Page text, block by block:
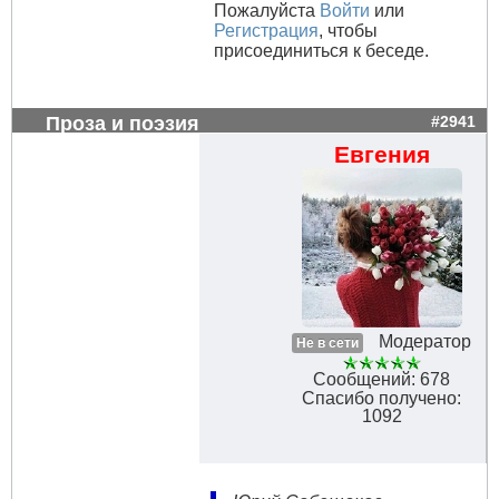
Пожалуйста Войти или
Регистрация, чтобы
присоединиться к беседе.
Проза и поэзия #2941
Евгения
Не в сети
Модератор
Сообщений: 678
Спасибо получено:
1092